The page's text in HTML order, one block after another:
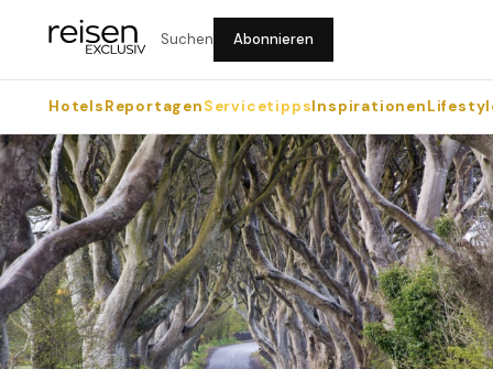
Suchen Abonnieren
HotelsReportagenServicetippsInspirationen